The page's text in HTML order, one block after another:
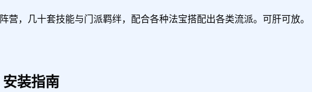
营，几十套技能与门派羁绊，配合各种法宝搭配出各类流派。可肝可放。
安装指南